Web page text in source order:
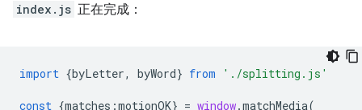
index.js 正在完成：
import {byLetter, byWord} from './splitting.js'
const {matches :motionOK} = window.matchMedia(